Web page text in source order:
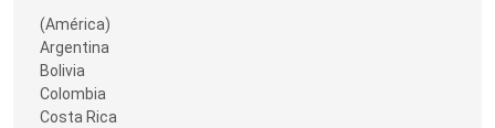
(América)
Argentina
Bolivia
Colombia
Costa Rica